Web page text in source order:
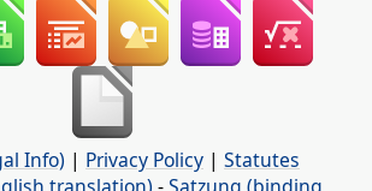
Info) | Privacy Policy | Statutes